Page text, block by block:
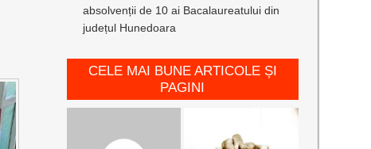
absolvenții de 10 ai Bacalaureatului din
județul Hunedoara
CELE MAI BUNE ARTICOLE ȘI
PAGINI